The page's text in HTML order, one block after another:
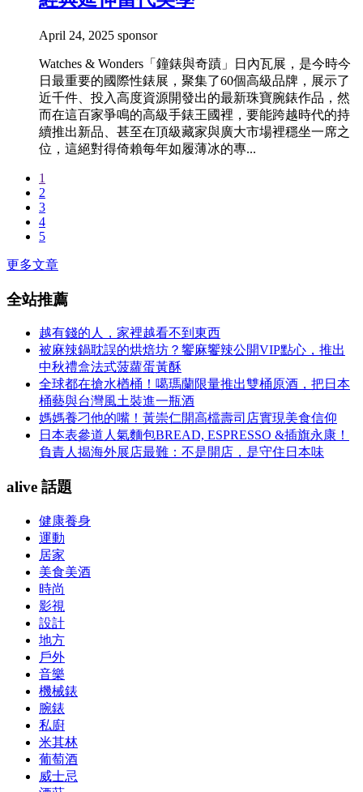
April 24, 2025 sponsor
Watches & Wonders「鐘錶與奇蹟」日內瓦展，是今時今
日最重要的國際性錶展，聚集了60個高級品牌，展示了
近千件、投入高度資源開發出的最新珠寶腕錶作品，然
而在這百家爭鳴的高級手錶王國裡，要能跨越時代的持
續推出新品、甚至在頂級藏家與廣大市場裡穩坐一席之
位，這絕對得倚賴每年如履薄冰的專...
1
2
3
4
5
更多文章
全站推薦
越有錢的人，家裡越看不到東西
被麻辣鍋耽誤的烘焙坊？饗麻饗辣公開VIP點心，推出
中秋禮盒法式菠蘿蛋黃酥
全球都在搶水楢桶！噶瑪蘭限量推出雙桶原酒，把日本
桶藝與台灣風土裝進一瓶酒
媽媽養刁他的嘴！黃崇仁開高檔壽司店實現美食信仰
日本表參道人氣麵包BREAD, ESPRESSO &插旗永康！
負責人揭海外展店最難：不是開店，是守住日本味
alive 話題
健康養身
運動
居家
美食美酒
時尚
影視
設計
地方
戶外
音樂
機械錶
腕錶
私廚
米其林
葡萄酒
威士忌